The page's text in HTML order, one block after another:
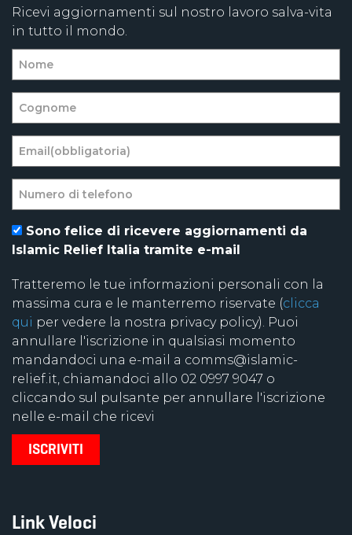
Ricevi aggiornamenti sul nostro lavoro salva-vita
in tutto il mondo.
Sono felice di ricevere aggiornamenti da
Islamic Relief Italia tramite e-mail
Tratteremo le tue informazioni personali con la
massima cura e le manterremo riservate (clicca
qui per vedere la nostra privacy policy). Puoi
annullare l'iscrizione in qualsiasi momento
mandandoci una e-mail a comms@islamic-
relief.it, chiamandoci allo 02 0997 9047 o
cliccando sul pulsante per annullare l'iscrizione
nelle e-mail che ricevi
Link Veloci